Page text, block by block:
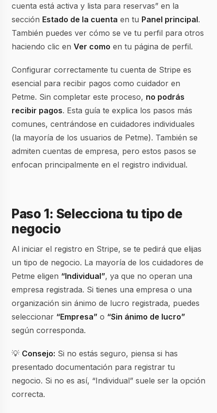
cuenta está activa y lista para reservas” en la
sección Estado de la cuenta en tu Panel principal.
También puedes ver cómo se ve tu perfil para otros
haciendo clic en Ver como en tu página de perfil.
Configurar correctamente tu cuenta de Stripe es
esencial para recibir pagos como cuidador en
Petme. Sin completar este proceso, no podrás
recibir pagos. Esta guía te explica los pasos más
comunes, centrándose en cuidadores individuales
(la mayoría de los usuarios de Petme). También se
admiten cuentas de empresa, pero estos pasos se
enfocan principalmente en el registro individual.
Paso 1: Selecciona tu tipo de
negocio
Al iniciar el registro en Stripe, se te pedirá que elijas
un tipo de negocio. La mayoría de los cuidadores de
Petme eligen “Individual”, ya que no operan una
empresa registrada. Si tienes una empresa o una
organización sin ánimo de lucro registrada, puedes
seleccionar “Empresa” o “Sin ánimo de lucro”
según corresponda.
💡 Consejo: Si no estás seguro, piensa si has
presentado documentación para registrar tu
negocio. Si no es así, “Individual” suele ser la opción
correcta.